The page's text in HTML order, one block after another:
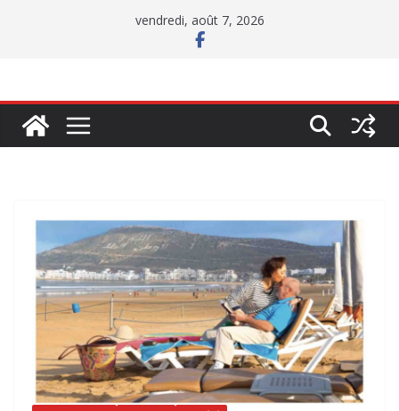
vendredi, août 7, 2026